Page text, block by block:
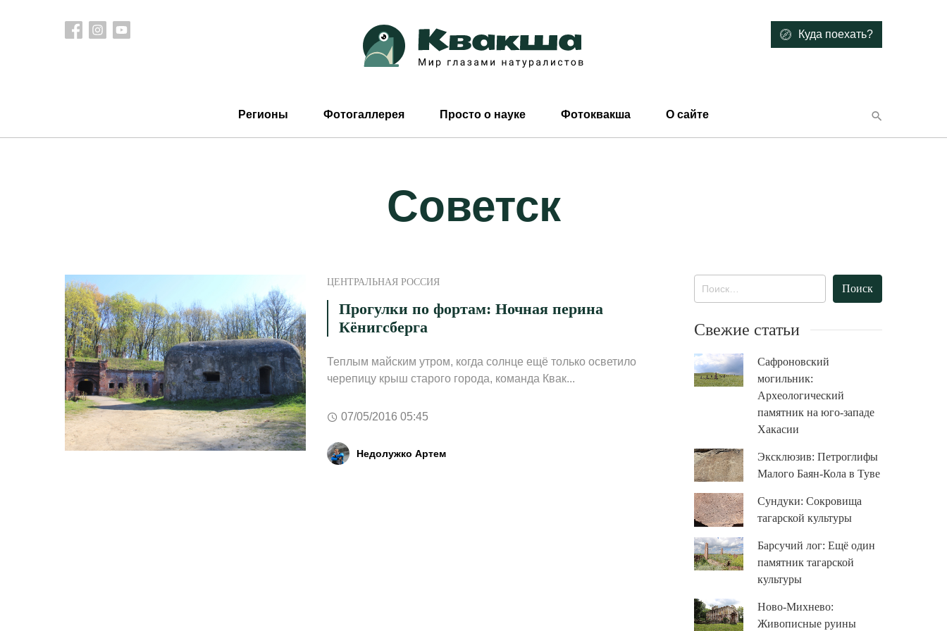
Куда поехать?
Регионы Фотогаллерея Просто о науке Фотоквакша О сайте
Советск
ЦЕНТРАЛЬНАЯ РОССИЯ
Прогулки по фортам: Ночная перина
Кёнигсберга
Теплым майским утром, когда солнце ещё только осветило
черепицу крыш старого города, команда Квак...
07/05/2016 05:45
Недолужко Артем
Свежие статьи
Сафроновский
могильник:
Археологический
памятник на юго-западе
Хакасии
Эксклюзив: Петроглифы
Малого Баян-Кола в Туве
Сундуки: Сокровища
тагарской культуры
Барсучий лог: Ещё один
памятник тагарской
культуры
Ново-Михнево:
Живописные руины